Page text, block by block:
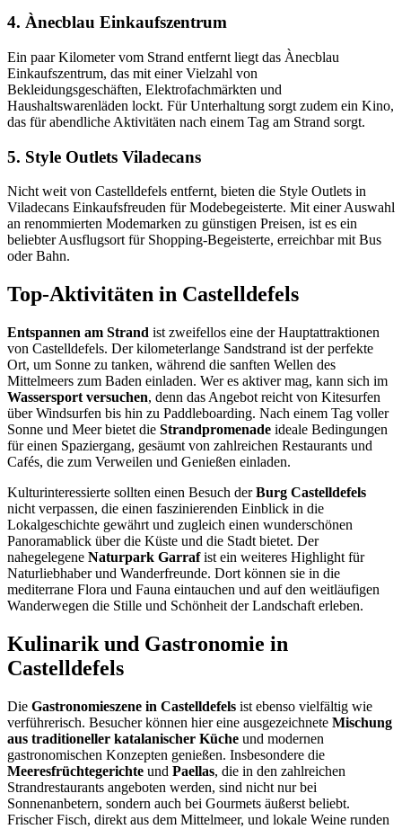
4. Ànecblau Einkaufszentrum
Ein paar Kilometer vom Strand entfernt liegt das Ànecblau
Einkaufszentrum, das mit einer Vielzahl von
Bekleidungsgeschäften, Elektrofachmärkten und
Haushaltswarenläden lockt. Für Unterhaltung sorgt zudem ein Kino,
das für abendliche Aktivitäten nach einem Tag am Strand sorgt.
5. Style Outlets Viladecans
Nicht weit von Castelldefels entfernt, bieten die Style Outlets in
Viladecans Einkaufsfreuden für Modebegeisterte. Mit einer Auswahl
an renommierten Modemarken zu günstigen Preisen, ist es ein
beliebter Ausflugsort für Shopping-Begeisterte, erreichbar mit Bus
oder Bahn.
Top-Aktivitäten in Castelldefels
Entspannen am Strand ist zweifellos eine der Hauptattraktionen
von Castelldefels. Der kilometerlange Sandstrand ist der perfekte
Ort, um Sonne zu tanken, während die sanften Wellen des
Mittelmeers zum Baden einladen. Wer es aktiver mag, kann sich im
Wassersport versuchen, denn das Angebot reicht von Kitesurfen
über Windsurfen bis hin zu Paddleboarding. Nach einem Tag voller
Sonne und Meer bietet die Strandpromenade ideale Bedingungen
für einen Spaziergang, gesäumt von zahlreichen Restaurants und
Cafés, die zum Verweilen und Genießen einladen.
Kulturinteressierte sollten einen Besuch derBurg Castelldefels
nicht verpassen, die einen faszinierenden Einblick in die
Lokalgeschichte gewährt und zugleich einen wunderschönen
Panoramablick über die Küste und die Stadt bietet. Der
nahegelegene Naturpark Garrafist ein weiteres Highlight für
Naturliebhaber und Wanderfreunde. Dort können sie in die
mediterrane Flora und Fauna eintauchen und auf den weitläufigen
Wanderwegen die Stille und Schönheit der Landschaft erleben.
Kulinarik und Gastronomie in
Castelldefels
Die Gastronomieszene in Castelldefels ist ebenso vielfältig wie
verführerisch. Besucher können hier eine ausgezeichnete Mischung
aus traditioneller katalanischer Küche und modernen
gastronomischen Konzepten genießen. Insbesondere die
Meeresfrüchtegerichte und Paellas, die in den zahlreichen
Strandrestaurants angeboten werden, sind nicht nur bei
Sonnenanbetern, sondern auch bei Gourmets äußerst beliebt.
Frischer Fisch, direkt aus dem Mittelmeer, und lokale Weine runden